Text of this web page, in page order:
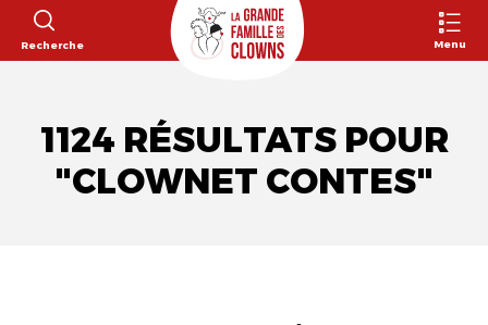
Recherche Menu
1124 RÉSULTATS POUR
"CLOWNET CONTES"